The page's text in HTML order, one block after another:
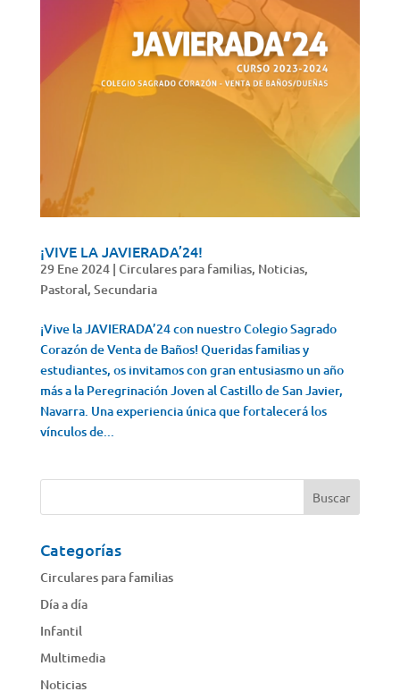
¡VIVE LA JAVIERADA’24!
29 Ene 2024| Circulares para familias, Noticias,
Pastoral, Secundaria
¡Vive la JAVIERADA’24 con nuestro Colegio Sagrado
Corazón de Venta de Baños! Queridas familias y
estudiantes, os invitamos con gran entusiasmo un año
más a la Peregrinación Joven al Castillo de San Javier,
Navarra. Una experiencia única que fortalecerá los
vínculos de...
Categorías
Circulares para familias
Día a día
Infantil
Multimedia
Noticias